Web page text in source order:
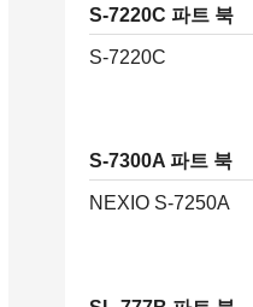
S-7220C 파트 북
S-7220C
S-7300A 파트 북
NEXIO S-7250A